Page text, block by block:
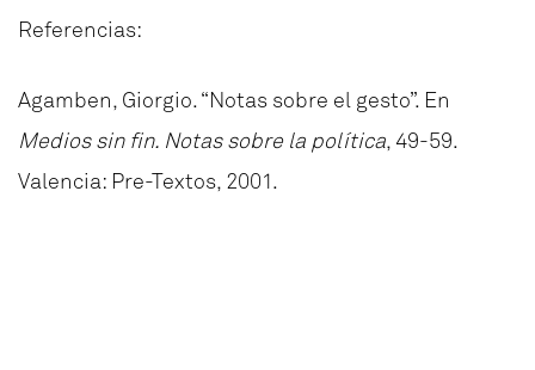
Referencias:
Agamben, Giorgio. “Notas sobre el gesto”. En
Medios sin fin. Notas sobre la política, 49-59.
Valencia: Pre-Textos, 2001.